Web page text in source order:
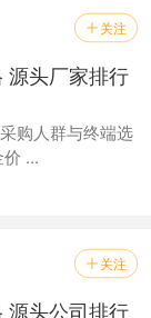
 关注
源头厂家排行
购人群与终端选
...
 关注
源头公司排行